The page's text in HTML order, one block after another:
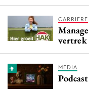
CARRIERE
vertrek
MEDIA